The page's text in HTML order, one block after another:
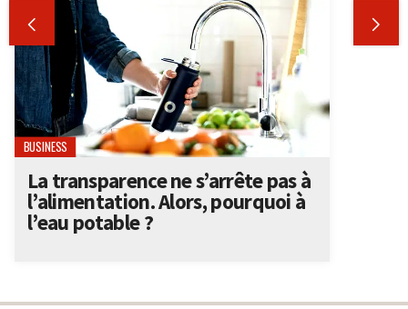
 
BUSINESS
La transparence ne s’arrête pas à
l’alimentation. Alors, pourquoi à
l’eau potable ?